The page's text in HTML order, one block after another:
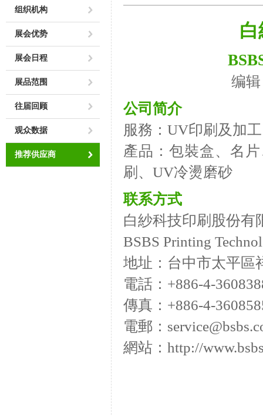
组织机构
展会优势
展会日程
展品范围
往届回顾
观众数据
推荐供应商
编
公司简介
服務：UV印刷及加
產品：包裝盒、名
刷、UV冷燙磨砂
联系方式
白紗科技印刷股份有
BSBS Printing
地址：台中市太平區
電話：+886-4-
傳真：+886-4-
電郵：
網站：http://